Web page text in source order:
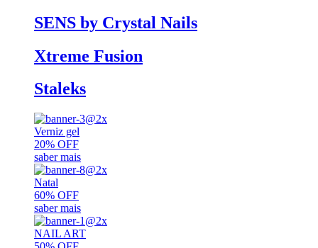
SENS by Crystal Nails
Xtreme Fusion
Staleks
Verniz gel
20% OFF
saber mais
Natal
60% OFF
saber mais
NAIL ART